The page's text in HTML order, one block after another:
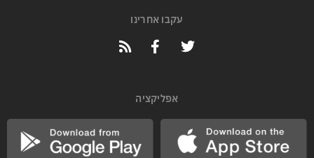
עקבו אחרינו
אפליקציה